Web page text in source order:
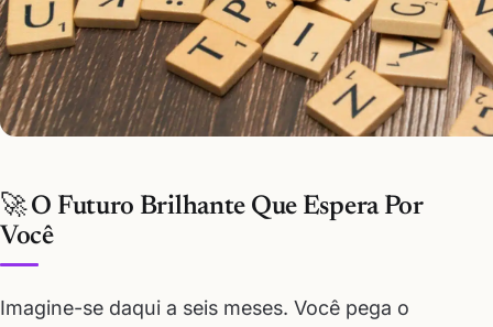
🚀 O Futuro Brilhante Que Espera Por
Você
Imagine-se daqui a seis meses. Você pega o